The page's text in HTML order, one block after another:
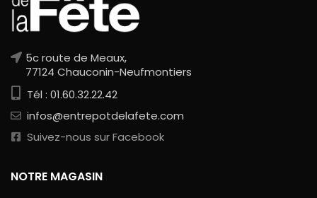
5c route de Meaux,
77124 Chauconin-Neufmontiers
Tél : 01.60.32.22.42
infos@entrepotdelafete.com
Suivez-nous sur Facebook
NOTRE MAGASIN